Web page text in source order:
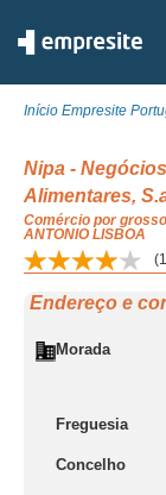
Início Empresite
Nipa -
Alimentares,
Comércio por
ANTONIO LISBOA
(
Endereço e
Morada
Freguesia
Concelho